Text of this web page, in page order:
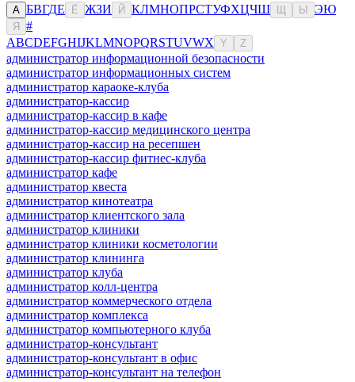
А БВГДЕ Ё ЖЗИ Й КЛМНОПРСТУФХЦЧШ Ы ЭЮ
Я
#
ABCDEFGHIJKLMNOPQRSTUVWX Y Z
администратор информационной безопасности
администратор информационных систем
администратор караоке-клуба
администратор-кассир
администратор-кассир в кафе
администратор-кассир медицинского центра
администратор-кассир на ресепшен
администратор-кассир фитнес-клуба
администратор кафе
администратор квеста
администратор кинотеатра
администратор клиентского зала
администратор клиники
администратор клиники косметологии
администратор клининга
администратор клуба
администратор колл-центра
администратор коммерческого отдела
администратор комплекса
администратор компьютерного клуба
администратор-консультант
администратор-консультант в офис
администратор-консультант на телефон